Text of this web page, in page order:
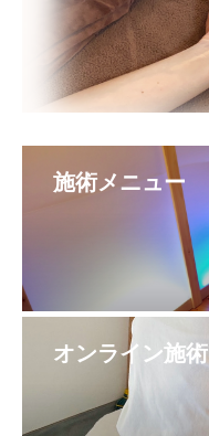
施術メニュー
オンライン施術